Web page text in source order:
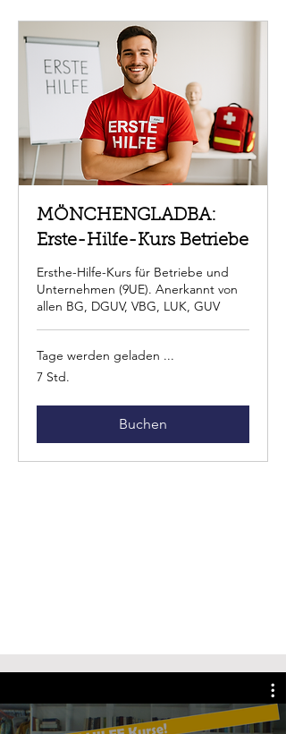
MÖNCHENGLADBA:
Erste-Hilfe-Kurs Betriebe
Ersthe-Hilfe-Kurs für Betriebe und
Unternehmen (9UE). Anerkannt von
allen BG, DGUV, VBG, LUK, GUV
Tage werden geladen ...
7 Std.
Buchen